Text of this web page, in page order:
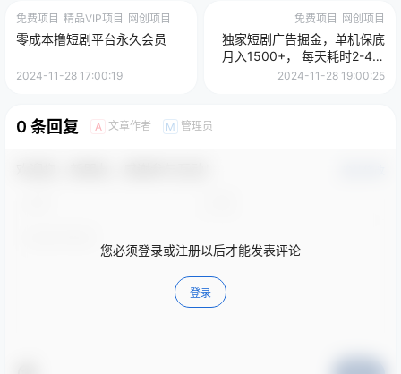
免费项目 精品VIP项目 网创项目
零成本撸短剧平台永久会员
2024-11-28 17:00:19
免费项目 网创项目
独家短剧广告掘金，单机保底
月入1500+， 每天耗时2-4小
时，可放大矩阵适合小白
2024-11-28 19:00:25
0 条回复 A 文章作者 M 管理员
您必须登录或注册以后才能发表评论
登录